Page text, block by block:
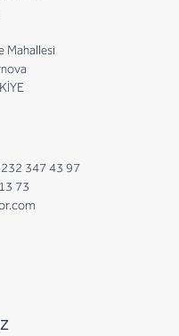
Mahallesi
347 43 97
73